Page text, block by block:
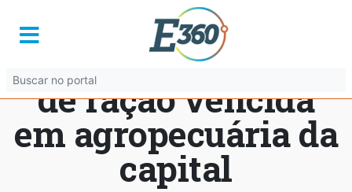
Procon Goiânia
apreende 140 quilos
de ração vencida
em agropecuária da
capital